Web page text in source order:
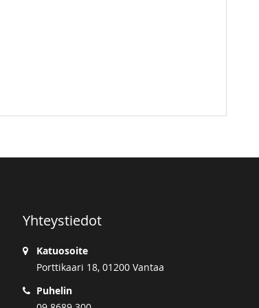
Yhteystiedot
Katuosoite
Porttikaari 18, 01200 Vantaa
Puhelin